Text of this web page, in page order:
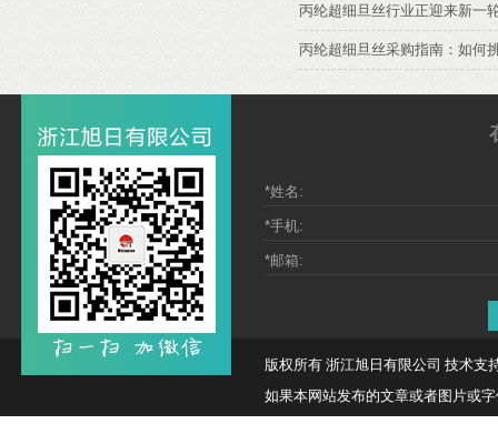
丙纶超细旦丝行业正迎来新一
丙纶超细旦丝采购指南：如何
版权所有 浙江旭日有限公司 技术支
如果本网站发布的文章或者图片或